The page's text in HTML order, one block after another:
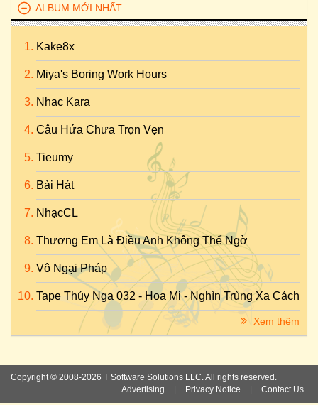
ALBUM MỚI NHẤT
Kake8x
Miya's Boring Work Hours
Nhac Kara
Câu Hứa Chưa Trọn Vẹn
Tieumy
Bài Hát
NhạcCL
Thương Em Là Điều Anh Không Thể Ngờ
Vô Ngại Pháp
Tape Thúy Nga 032 - Họa Mi - Nghìn Trùng Xa Cách
Xem thêm
Copyright © 2008-2026 T Software Solutions LLC. All rights reserved.
Advertising
Privacy Notice Contact Us